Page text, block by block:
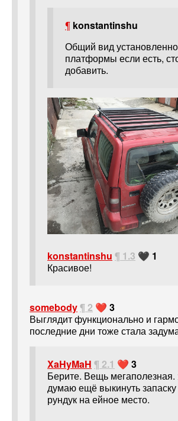
¶ konstantinshu
Общий вид
платформы если есть,
добавить.
konstantinshu ¶ 1.3 🖤 1
Красивое!
somebody¶ 2 ❤️ 3
Выглядит функционально и
последние дни тоже стала
XaHyMaH ¶ 2.1 ❤️ 3
Берите. Вещь мегаполезная.
думаю ещё выкинуть запаску
рундук на ейное место.